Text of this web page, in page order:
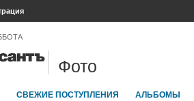
Фото
СВЕЖИЕ ПОСТУПЛЕНИЯ АЛЬБОМЫ